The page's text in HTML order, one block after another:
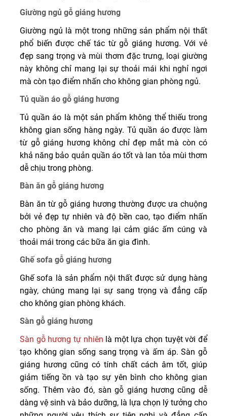
Giường ngủ gỗ giáng hương
Giường ngủ là một trong những sản phẩm nội thất
phổ biến được chế tác từ gỗ giáng hương. Với vẻ
đẹp sang trọng và mùi thơm đặc trưng, loại giường
này không chỉ mang lại sự thoải mái khi nghỉ ngơi
mà còn tạo điểm nhấn cho không gian phòng ngủ.
Tủ quần áo gỗ giáng hương
Tủ quần áo là một sản phẩm không thể thiếu trong
không gian sống hàng ngày. Tủ quần áo được làm
từ gỗ giáng hương không chỉ đẹp mắt mà còn có
khả năng bảo quản quần áo tốt và lan tỏa mùi thơm
dễ chịu trong phòng.
Bàn ăn gỗ giáng hương
Bàn ăn từ gỗ giáng hương thường được ưa chuộng
bởi vẻ đẹp tự nhiên và độ bền cao, tạo điểm nhấn
cho phòng ăn và mang lại cảm giác ấm cúng và
thoải mái trong các bữa ăn gia đình.
Ghế sofa gỗ giáng hương
Ghế sofa là sản phẩm nội thất được sử dụng hàng
ngày, chúng mang lại sự sang trọng và đẳng cấp
cho không gian phòng khách.
Sàn gỗ giáng hương
Sàn gỗ hương tự nhiên là một lựa chọn tuyệt vời để
tạo không gian sống sang trọng và ấm áp. Sàn gỗ
giáng hương cũng có tính chất cách âm tốt, giúp
giảm tiếng ồn và tạo sự yên bình cho không gian
sống. Thêm vào đó, sàn gỗ giáng hương cũng dễ
dàng vệ sinh và bảo dưỡng, là lựa chọn lý tưởng cho